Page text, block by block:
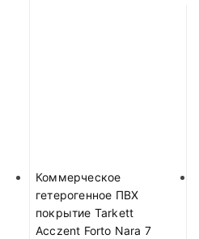
Коммерческое
гетерогенное ПВХ
покрытие Tarkett
Acczent Forto Nara 7